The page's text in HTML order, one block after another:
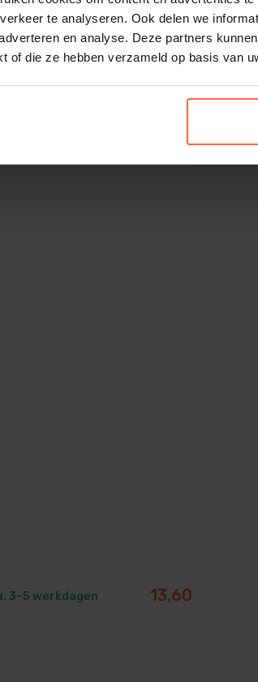
te analyseren. Ook delen we
en analyse. Deze partners
of die ze hebben verzameld op basis van
3–5 werkdagen 13,60